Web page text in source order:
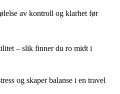
av kontroll og klarhet før
– slik finner du ro midt i
og skaper balanse i en travel